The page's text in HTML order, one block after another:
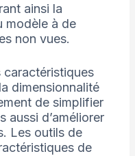
ainsi la
modèle à de
non vues.
dimensionnalité
de simplifier
aussi d’améliorer
Les outils de
de